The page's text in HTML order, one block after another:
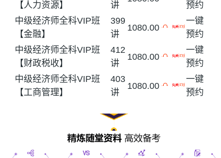
【人力资源】
讲
预约
中级经济师全科VIP班
【金融】
399
讲
1080.00
一键
预约
中级经济师全科VIP班
【财政税收】
412
讲
1080.00
一键
预约
中级经济师全科VIP班
【工商管理】
403
讲
1080.00
一键
预约